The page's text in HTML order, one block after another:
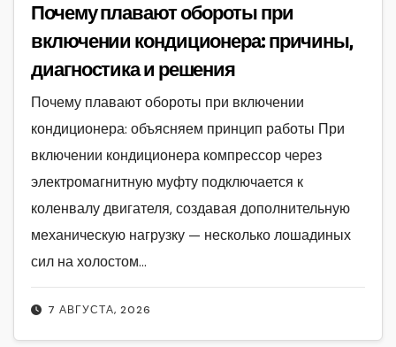
Почему плавают обороты при
включении кондиционера: причины,
диагностика и решения
7 АВГУСТА, 2026
Почему плавают обороты при включении
кондиционера: объясняем принцип работы При
включении кондиционера компрессор через
электромагнитную муфту подключается к
коленвалу двигателя, создавая дополнительную
механическую нагрузку — несколько лошадиных
сил на холостом…